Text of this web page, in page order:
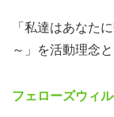
「私達はあなた
～」を活動理念
フェローズウィ